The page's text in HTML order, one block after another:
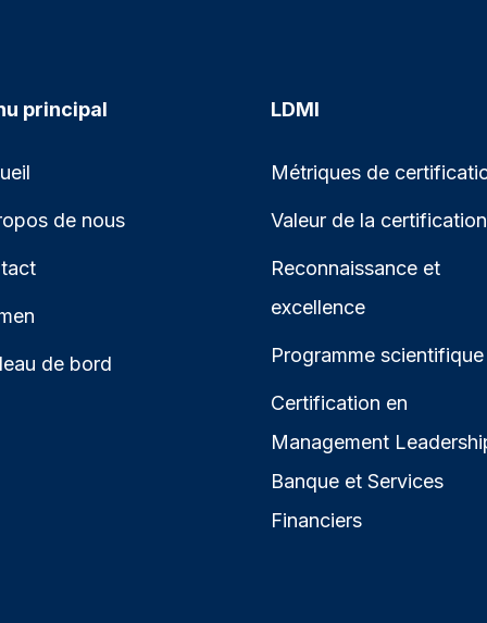
principal
de nous
de bord
LDMI
Métriques de
Valeur de la certification
Reconnaissance et
excellence
Programme scientifique
Certification en
Management
Banque et Services
Financiers